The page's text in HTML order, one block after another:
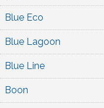
Blue Eco
Blue Lagoon
Blue Line
Boon